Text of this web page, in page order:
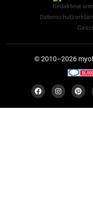
Redakteur
© 2010–2026